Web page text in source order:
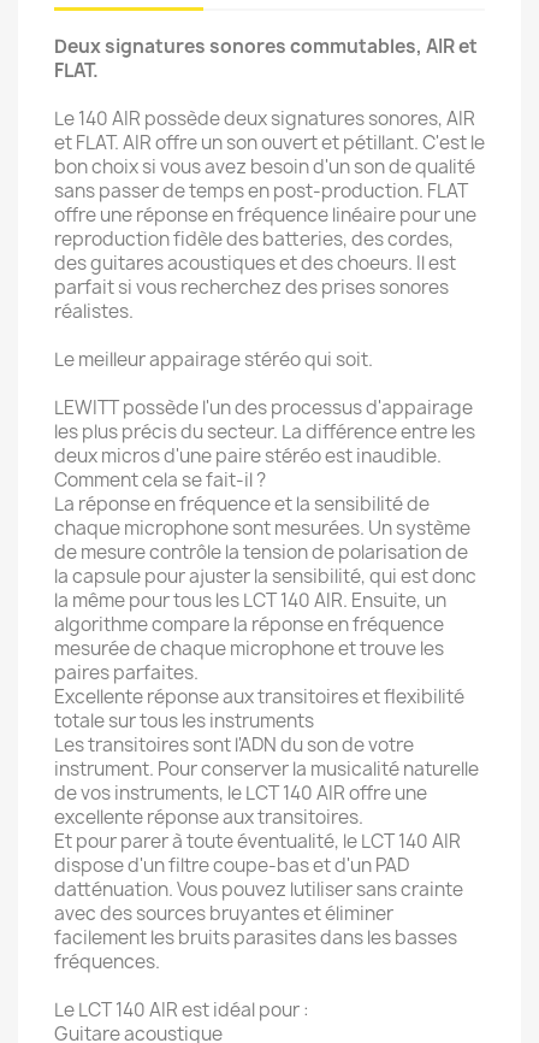
Deux signatures sonores commutables, AIR et
FLAT.
Le 140 AIR possède deux signatures sonores, AIR
et FLAT. AIR offre un son ouvert et pétillant. C'est le
bon choix si vous avez besoin d'un son de qualité
sans passer de temps en post-production. FLAT
offre une réponse en fréquence linéaire pour une
reproduction fidèle des batteries, des cordes,
des guitares acoustiques et des choeurs. Il est
parfait si vous recherchez des prises sonores
réalistes.
Le meilleur appairage stéréo qui soit.
LEWITT possède l'un des processus d'appairage
les plus précis du secteur. La différence entre les
deux micros d'une paire stéréo est inaudible.
Comment cela se fait-il ?
La réponse en fréquence et la sensibilité de
chaque microphone sont mesurées. Un système
de mesure contrôle la tension de polarisation de
la capsule pour ajuster la sensibilité, qui est donc
la même pour tous les LCT 140 AIR. Ensuite, un
algorithme compare la réponse en fréquence
mesurée de chaque microphone et trouve les
paires parfaites.
Excellente réponse aux transitoires et flexibilité
totale sur tous les instruments
Les transitoires sont l'ADN du son de votre
instrument. Pour conserver la musicalité naturelle
de vos instruments, le LCT 140 AIR offre une
excellente réponse aux transitoires.
Et pour parer à toute éventualité, le LCT 140 AIR
dispose d'un filtre coupe-bas et d'un PAD
datténuation. Vous pouvez lutiliser sans crainte
avec des sources bruyantes et éliminer
facilement les bruits parasites dans les basses
fréquences.
Le LCT 140 AIR est idéal pour :
Guitare acoustique